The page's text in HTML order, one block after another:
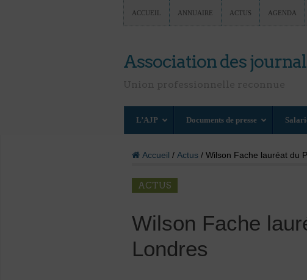
ACCUEIL ANNUAIRE ACTUS AGENDA
Association des
L’AJP Documents de presse
Accueil / Actus/ Wilson Fache lauréat du
ACTUS
Wilson Fache
Londres